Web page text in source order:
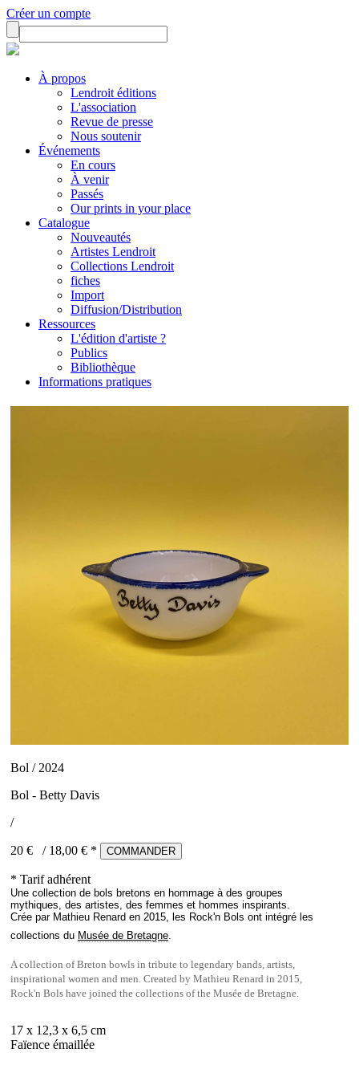
Créer un compte
À propos
Lendroit éditions
L'association
Revue de presse
Nous soutenir
Événements
En cours
À venir
Passés
Our prints in your place
Catalogue
Nouveautés
Artistes Lendroit
Collections Lendroit
fiches
Import
Diffusion/Distribution
Ressources
L'édition d'artiste ?
Publics
Bibliothèque
Informations pratiques
Bol / 2024
Bol - Betty Davis
/
20 € / 18,00 € * COMMANDER
* Tarif adhérent
Une collection de bols bretons en hommage à des groupes
mythiques, des artistes, des femmes et hommes inspirants.
Crée par Mathieu Renard en 2015, les Rock'n Bols ont intégré les
collections du Musée de Bretagne
A collection of Breton bowls in tribute to legendary bands, artists,
inspirational women and men. Created by Mathieu Renard in 2015,
Rock'n Bols have joined the collections of the Musée de Bretagne.
17 x 12,3 x 6,5 cm
Faïence émaillée